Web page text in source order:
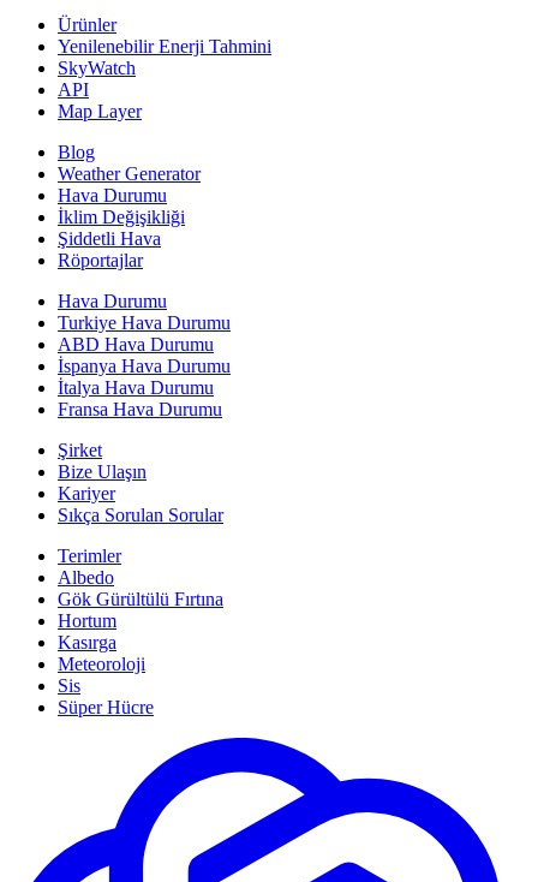
Ürünler
Yenilenebilir Enerji Tahmini
SkyWatch
API
Map Layer
Blog
Weather Generator
Hava Durumu
İklim Değişikliği
Şiddetli Hava
Röportajlar
Hava Durumu
Turkiye Hava Durumu
ABD Hava Durumu
İspanya Hava Durumu
İtalya Hava Durumu
Fransa Hava Durumu
Şirket
Bize Ulaşın
Kariyer
Sıkça Sorulan Sorular
Terimler
Albedo
Gök Gürültülü Fırtına
Hortum
Kasırga
Meteoroloji
Sis
Süper Hücre